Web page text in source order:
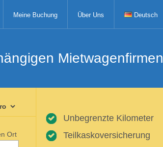
Meine Buchung Über Uns Deutsch
Mietwagenfirmen
Ort
Unbegrenzte Kilometer
Teilkaskoversicherung